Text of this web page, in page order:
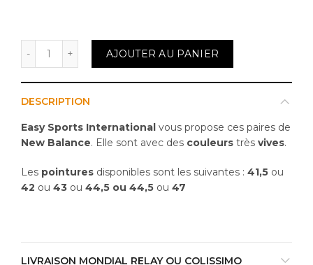
quantité de New Balance ML850YSA
AJOUTER AU PANIER
DESCRIPTION
Easy Sports International vous propose ces paires de
New Balance. Elle sont avec des couleurs très vives.
Les pointures disponibles sont les suivantes : 41,5 ou
42 ou 43 ou 44,5 ou 44,5 ou 47
LIVRAISON MONDIAL RELAY OU COLISSIMO